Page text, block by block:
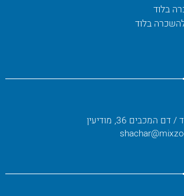
בלוד
בלוד